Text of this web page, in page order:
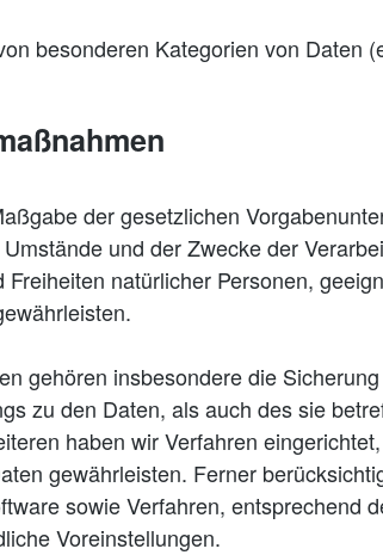
besonderen Kategorien von Daten
der gesetzlichen
und der Zwecke der
Freiheiten natürlicher Personen,
gehören insbesondere die
zu den Daten, als auch des sie
haben wir Verfahren
gewährleisten. Ferner
sowie Verfahren, entsprechend
Voreinstellungen.